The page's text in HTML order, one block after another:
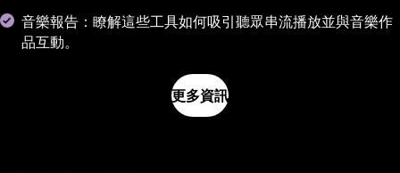
音樂報告：瞭解這些工具如何吸引聽眾串流播放並與音樂作
品互動。
更多資訊